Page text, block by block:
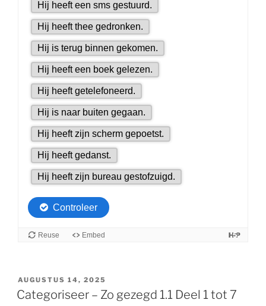
GEPLAATST
OP
AUGUSTUS 14, 2025
Categoriseer – Zo gezegd 1.1 Deel 1 tot 7